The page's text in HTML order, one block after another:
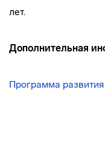
лет.
Дополнительная
Программа